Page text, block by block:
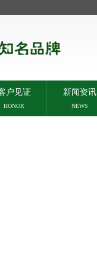
户见证
HONOR
新闻资讯
NEWS